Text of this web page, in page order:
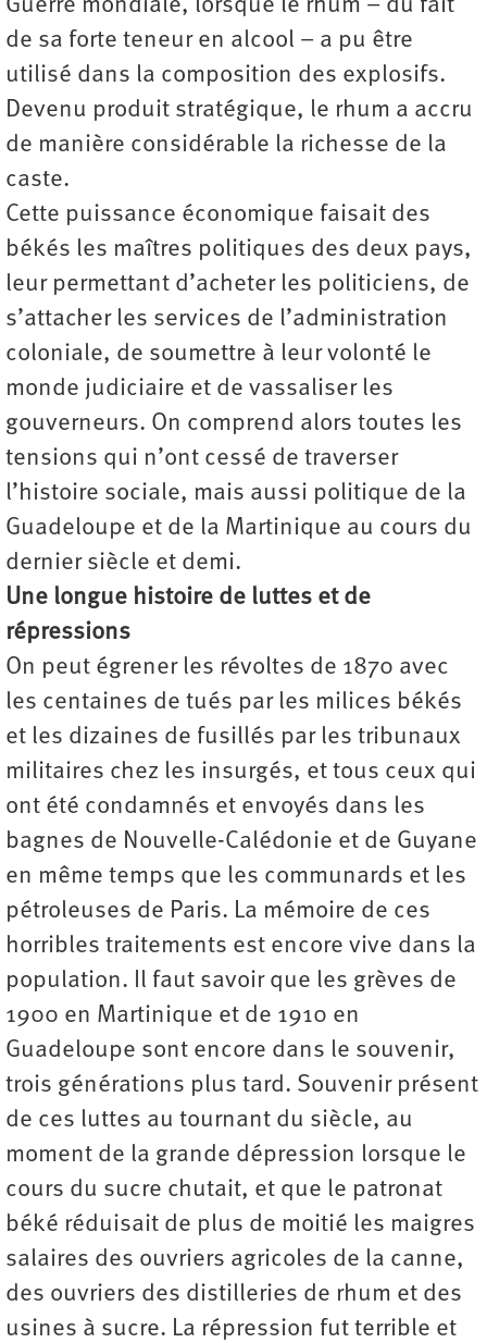
Guerre mondiale, lorsque le rhum – du fait
de sa forte teneur en alcool – a pu être
utilisé dans la composition des explosifs.
Devenu produit stratégique, le rhum a accru
de manière considérable la richesse de la
caste.
Cette puissance économique faisait des
békés les maîtres politiques des deux pays,
leur permettant d’acheter les politiciens, de
s’attacher les services de l’administration
coloniale, de soumettre à leur volonté le
monde judiciaire et de vassaliser les
gouverneurs. On comprend alors toutes les
tensions qui n’ont cessé de traverser
l’histoire sociale, mais aussi politique de la
Guadeloupe et de la Martinique au cours du
dernier siècle et demi.
Une longue histoire de luttes et de
répressions
On peut égrener les révoltes de 1870 avec
les centaines de tués par les milices békés
et les dizaines de fusillés par les tribunaux
militaires chez les insurgés, et tous ceux qui
ont été condamnés et envoyés dans les
bagnes de Nouvelle-Calédonie et de Guyane
en même temps que les communards et les
pétroleuses de Paris. La mémoire de ces
horribles traitements est encore vive dans la
population. Il faut savoir que les grèves de
1900 en Martinique et de 1910 en
Guadeloupe sont encore dans le souvenir,
trois générations plus tard. Souvenir présent
de ces luttes au tournant du siècle, au
moment de la grande dépression lorsque le
cours du sucre chutait, et que le patronat
béké réduisait de plus de moitié les maigres
salaires des ouvriers agricoles de la canne,
des ouvriers des distilleries de rhum et des
usines à sucre. La répression fut terrible et